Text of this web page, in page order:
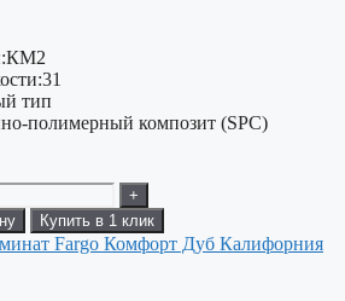
КМ2
31
тип
полимерный композит (SPC)
+
Купить в 1 клик